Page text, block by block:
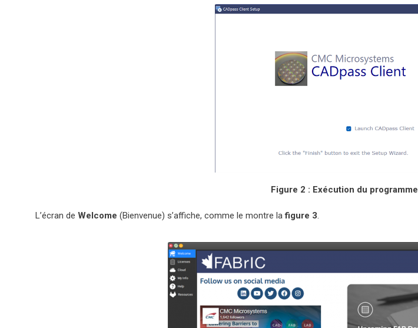
Figure 2 : Exécution du programme
L’écran de Welcome (Bienvenue) s’affiche, comme le montre lafigure 3.